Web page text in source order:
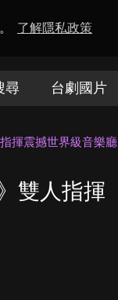
了解隱私政策
尋 台劇國片
揮震撼世界級音樂廳
雙人指揮